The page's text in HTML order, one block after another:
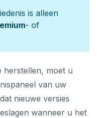
is alleen
- of
herstellen, moet u
van uw
nieuwe versies
wanneer u het